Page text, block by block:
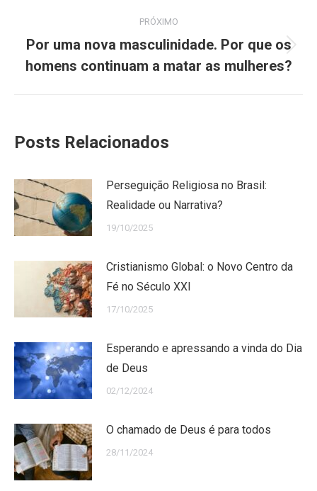
PRÓXIMO
Por uma nova masculinidade. Por que os
homens continuam a matar as mulheres?
Posts Relacionados
Perseguição Religiosa no Brasil:
Realidade ou Narrativa?
19/10/2025
Cristianismo Global: o Novo Centro da
Fé no Século XXI
17/10/2025
Esperando e apressando a vinda do Dia
de Deus
02/12/2024
O chamado de Deus é para todos
28/11/2024